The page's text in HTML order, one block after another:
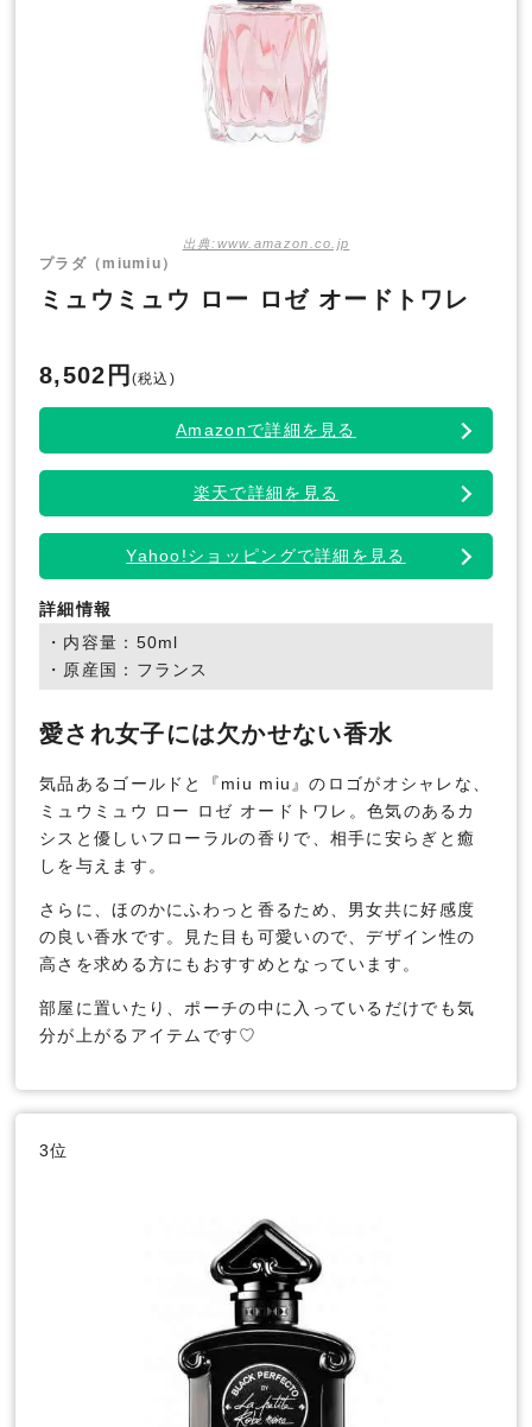
出典:www.amazon.co.jp
プラダ（miumiu）
ミュウミュウ ロー ロゼ オードトワレ
8,502円 (税込)
Amazonで詳細を見る
楽天で詳細を見る
Yahoo!ショッピングで詳細を見る
詳細情報
・内容量：50ml
・原産国：フランス
愛され女子には欠かせない香水
気品あるゴールドと『miu miu』のロゴがオシャレな、
ミュウミュウ ロー ロゼ オードトワレ。色気のあるカ
シスと優しいフローラルの香りで、相手に安らぎと癒
しを与えます。
さらに、ほのかにふわっと香るため、男女共に好感度
の良い香水です。見た目も可愛いので、デザイン性の
高さを求める方にもおすすめとなっています。
部屋に置いたり、ポーチの中に入っているだけでも気
分が上がるアイテムです♡
3位